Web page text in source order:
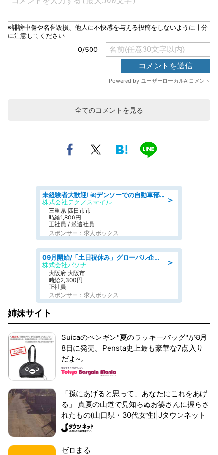
全てのコメントを見る
＞
未経験者大歓迎! ㈱デンソーでの自動車部品の組立作業 denso aichi
株式会社テクノスマイル
三重県 四日市市
時給1,800円
正社員 / 派遣社員
スポンサー：求人ボックス
＞
09月開始/「土日祝休み」グローバル企業での産業保健のお仕事/保健師/高時給/残業なし/服装自由
株式会社パソナ
大阪府 大阪市
時給2,300円
正社員
スポンサー：求人ボックス
姉妹サイト
Suicaのペンギン"夏のラッキーバッグ"が8月
8日に発売。Pensta史上最も豪華な7点入り
だよ~。
「孫にあげると思って、あなたにこれをあげ
る」 真夏の山道で見知らぬお婆さんに握らさ
れたもの(山口県・30代女性)|Jタウンネット
ゼロまる